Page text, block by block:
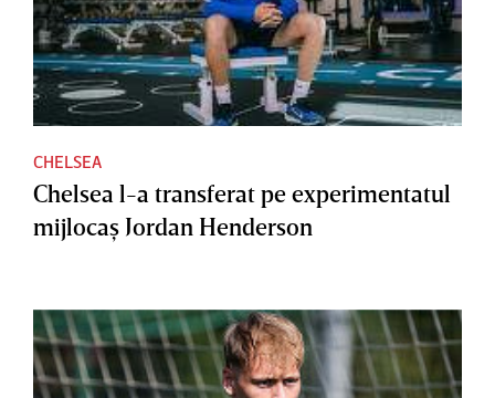
CHELSEA
Chelsea l-a transferat pe experimentatul
mijlocaş Jordan Henderson